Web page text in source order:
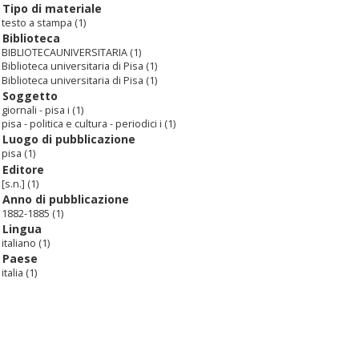
Tipo di materiale
testo a stampa (1)
Biblioteca
BIBLIOTECAUNIVERSITARIA (1)
Biblioteca universitaria di Pisa (1)
Biblioteca universitaria di Pisa (1)
Soggetto
giornali - pisa i (1)
pisa - politica e cultura - periodici i (1)
Luogo di pubblicazione
pisa (1)
Editore
[s.n.] (1)
Anno di pubblicazione
1882-1885 (1)
Lingua
italiano (1)
Paese
italia (1)